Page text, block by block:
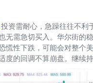
投资需耐心，急躁往往不利
无需急切买入。华尔街的
慌性下跌，可能会对整个
度的回调不算崩盘。继续持